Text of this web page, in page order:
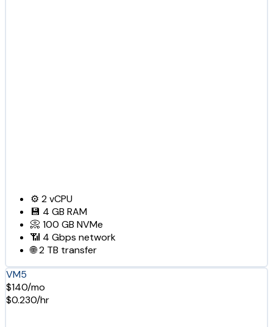
⚙️ 2vCPU
💾 4 GB RAM
📀 100 GB NVMe
📶 4 Gbps network
🌐2 TB transfer
VM5
$140/mo
$0.230/hr